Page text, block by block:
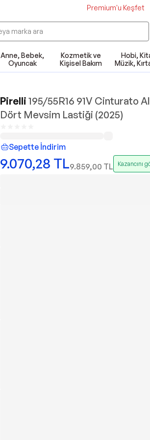
Premium'u Keşfet
Anne, Bebek,
Oyuncak
Kozmetik ve
Kişisel Bakım
Hobi,
Müzik,
Pirelli 195/55R16 91V Cinturato
Dört Mevsim Lastiği (2025)
Sepette İndirim
9.070,28 TL9.859,00 TL Kazancını